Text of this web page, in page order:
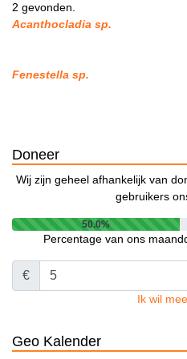
2 gevonden.
Acanthocladia sp.
Fenestella sp.
Doneer
Wij zijn geheel afhankelijk van
gebruikers
50.0%
Percentage van ons
€
Ik wil
Geo Kalender